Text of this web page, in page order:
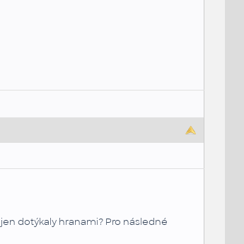
dotýkaly hranami? Pro následné